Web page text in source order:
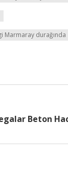
Marmaray durağında
Beton